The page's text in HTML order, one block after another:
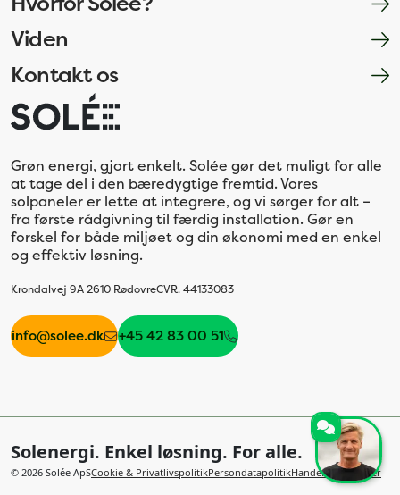
Grøn energi, gjort enkelt. Solée gør det muligt for alle
at tage del i den bæredygtige fremtid. Vores
solpaneler er lette at integrere, og vi sørger for alt –
fra første rådgivning til færdig installation. Gør en
forskel for både miljøet og din økonomi med en enkel
og effektiv løsning.
Krondalvej 9A 2610 RødovreCVR. 44133083
info@solee.dk +45 42 83 00 51
Viden
Kontakt os
© 2026 Solée ApSCookie & PrivatlivspolitikPersondatapolitikHandelsbetingelser
Solenergi. Enkel løsning. For alle.